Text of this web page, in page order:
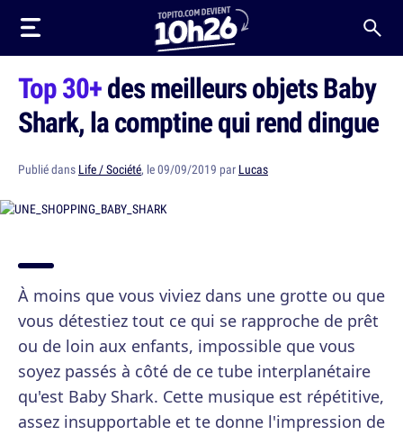
Top 30+des meilleurs objets Baby
Shark, la comptine qui rend dingue
Publié dans Life / Société, le 09/09/2019 par Lucas
À moins que vous viviez dans une grotte ou que
vous détestiez tout ce qui se rapproche de prêt
ou de loin aux enfants, impossible que vous
soyez passés à côté de ce tube interplanétaire
qu'est Baby Shark. Cette musique est répétitive,
assez insupportable et te donne l'impression de